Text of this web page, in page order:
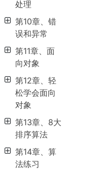
处理
第10章、错
误和异常
第11章、面
向对象
第12章、轻
松学会面向
对象
第13章、8大
排序算法
第14章、算
法练习